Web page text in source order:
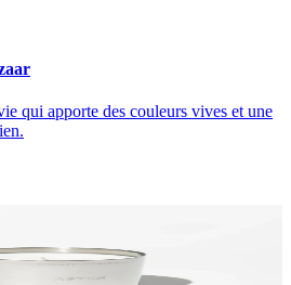
qui apporte des couleurs vives et une